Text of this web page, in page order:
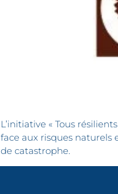
L’initiative « Tous
face aux risques naturels
de catastrophe.